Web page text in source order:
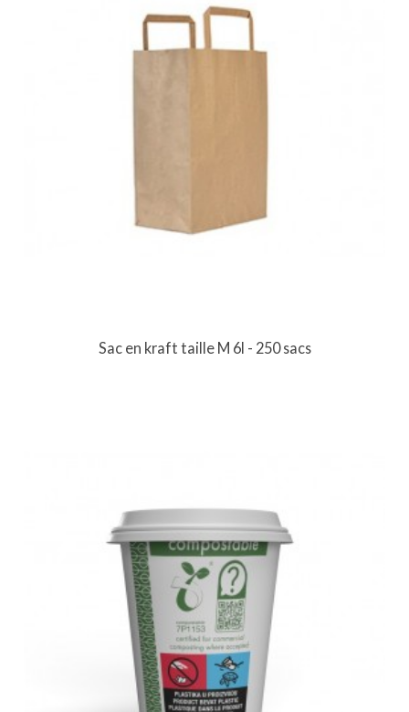
Sac en kraft taille M 6l - 250 sacs